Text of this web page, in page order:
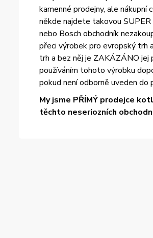
kamenné prodejny, ale
někde najdete takovou
nebo Bosch obchodník
přeci výrobek pro evropský trh
trh a bez něj je ZAKÁZÁNO jej
používáním tohoto výrobku
pokud není odborně uveden
My jsme PŘÍMÝ prodejce
těchto neseriozních